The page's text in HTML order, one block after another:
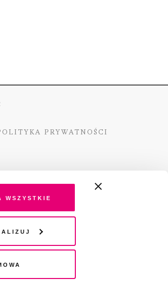
wszystkie
PRYWATNOŚCI
Kultury i Dziedzictwa
Promocji Kultury –